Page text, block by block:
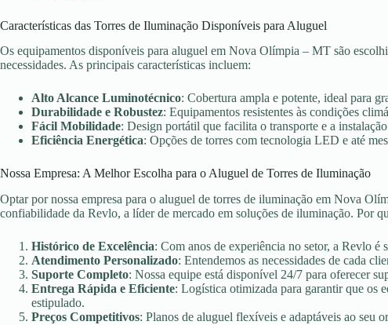
Características das Torres de Iluminação Disponíveis para Aluguel
Os equipamentos disponíveis para aluguel em Nova Olímpia – MT são
necessidades. As principais características incluem:
Alto Alcance Luminotécnico: Cobertura ampla e potente, ideal para
Durabilidade e Robustez: Equipamentos resistentes às condições
Fácil Mobilidade: Design portátil que facilita o transporte e a
Eficiência Energética: Opções de torres com tecnologia LED e até
Nossa Empresa: A Melhor Escolha para o Aluguel de Torres de Iluminação
Optar por nossa empresa para o aluguel de torres de iluminação em Nova
confiabilidade da Revlo, a líder de mercado em soluções de iluminação. Por
Histórico de Excelência: Com anos de experiência no setor, a Revlo é
Atendimento Personalizado: Entendemos as necessidades de cada
Suporte Completo: Nossa equipe está disponível 24/7 para oferecer
Entrega Rápida e Eficiente: Logística otimizada para garantir que os
estipulado.
Preços Competitivos: Planos de aluguel flexíveis e adaptáveis ao seu